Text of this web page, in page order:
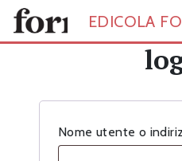
Skip to main content
EDICOLA
Nome utente o